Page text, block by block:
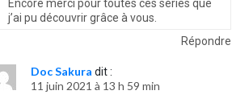
Encore merci pour toutes ces séries que
j’ai pu découvrir grâce à vous.
Répondre
Doc Sakura dit :
11 juin 2021 à 13 h 59 min